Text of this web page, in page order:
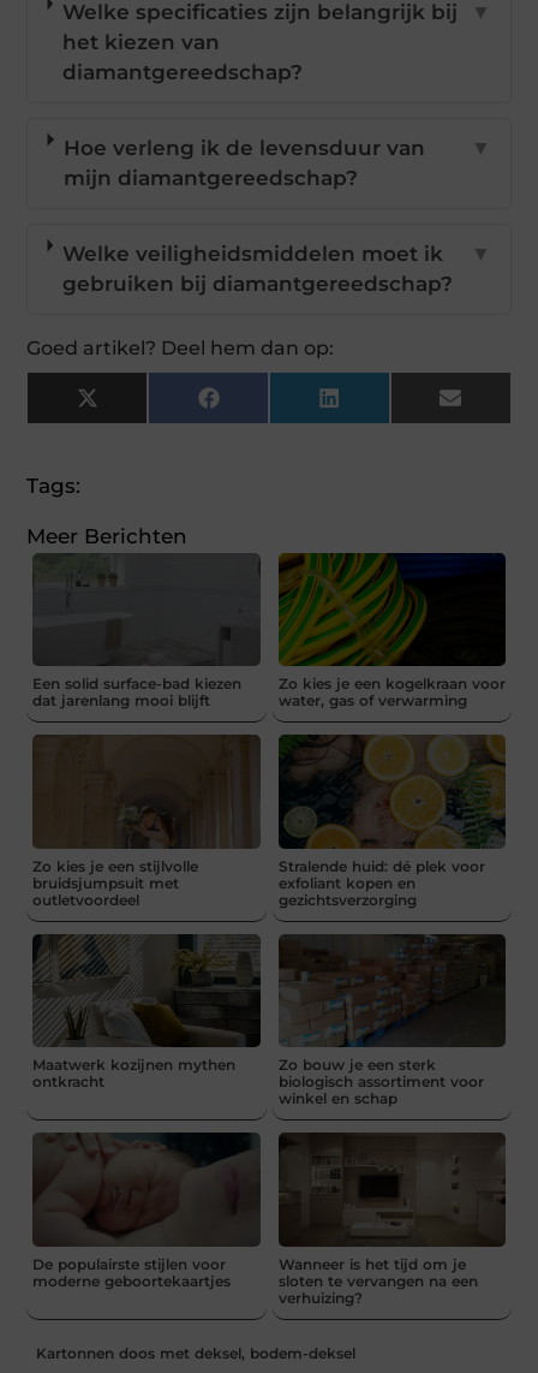
Welke specificaties zijn belangrijk bij
het kiezen van
diamantgereedschap?
▼
Hoe verleng ik de levensduur van
mijn diamantgereedschap?
▼
Welke veiligheidsmiddelen moet ik
gebruiken bij diamantgereedschap?
▼
Goed artikel? Deel hem dan op:
X
(Twitter)
Facebook LinkedIn Email
Tags:
Meer Berichten
Een solid surface-bad kiezen
dat jarenlang mooi blijft
Zo kies je een kogelkraan voor
water, gas of verwarming
Zo kies je een stijlvolle
bruidsjumpsuit met
outletvoordeel
Stralende huid: dé plek voor
exfoliant kopen en
gezichtsverzorging
Maatwerk kozijnen mythen
ontkracht
Zo bouw je een sterk
biologisch assortiment voor
winkel en schap
De populairste stijlen voor
moderne geboortekaartjes
Wanneer is het tijd om je
sloten te vervangen na een
verhuizing?
Kartonnen doos met deksel, bodem-deksel